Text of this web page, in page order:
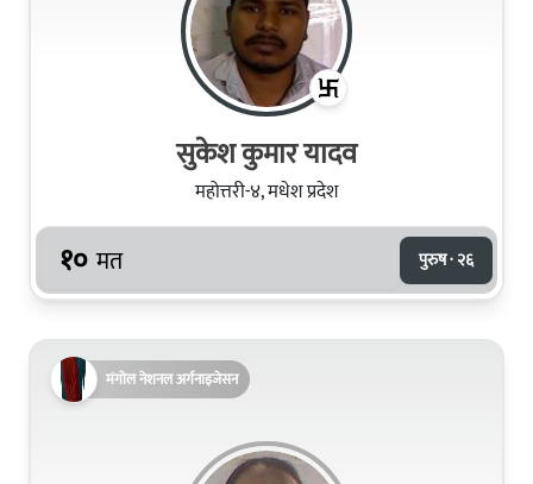
सुकेश कुमार यादव
महोत्तरी-४, मधेश प्रदेश
१० मत पुरुष · २६
मंगोल नेशनल अर्गनाइजेसन